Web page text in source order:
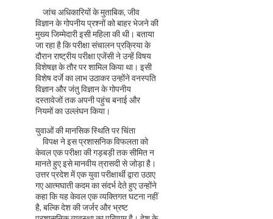
जांच अधिकारियों के मुताबिक, जीव
विज्ञान के गोपनीय प्रश्नों को बाहर भेजने की
मुख्य जिम्मेदारी इसी महिला की थी। बताया
जा रहा है कि परीक्षा संचालन प्रक्रिया के
दौरान राष्ट्रीय परीक्षा एजेंसी ने उन्हें विषय
विशेषज्ञ के तौर पर शामिल किया था। इसी
विशेष दर्जे का लाभ उठाकर उन्होंने वनस्पति
विज्ञान और जंतु विज्ञान के गोपनीय
दस्तावेजों तक अपनी पहुंच बनाई और
नियमों का उल्लंघन किया।
युवाओं की मानसिक स्थिति पर चिंता
विपक्ष ने इस प्रशासनिक विफलता को
केवल एक परीक्षा की गड़बड़ी तक सीमित न
मानते हुए इसे मानवीय त्रासदी से जोड़ा है।
उत्तर प्रदेश में एक युवा परीक्षार्थी द्वारा उठाए
गए आत्मघाती कदम का संदर्भ देते हुए उन्होंने
कहा कि यह केवल एक व्यक्तिगत घटना नहीं
है, बल्कि देश की जर्जर और भ्रष्ट